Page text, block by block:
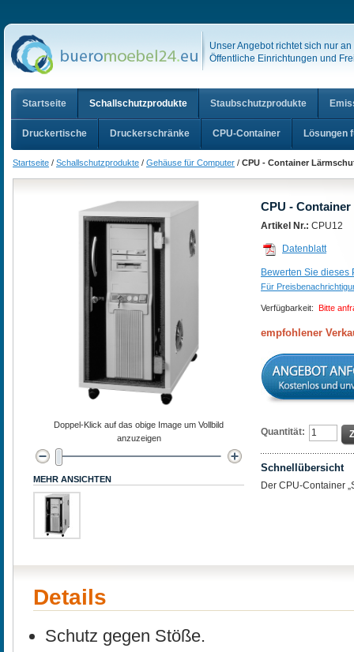
Unser Angebot richtet sich nur
Öffentliche Einrichtungen und
Startseite Schallschutzprodukte Staubschutzprodukte
Druckertische Druckerschränke CPU-Container Lösungen
Startseite / Schallschutzprodukte / Gehäuse für Computer / CPU - Container
CPU -
Artikel Nr.: CPU12
Datenblatt
Bewerten Sie dieses
Für
Verfügbarkeit: Bitte
empfohlener
Quantität:
Schnellübersicht
Der CPU-Container
Doppel-Klick auf das obige Image um Vollbild
anzuzeigen
MEHR ANSICHTEN
Details
Schutz gegen Stöße.